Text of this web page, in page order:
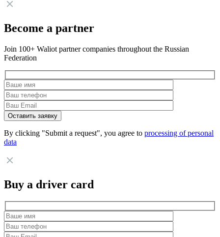
Become a partner
Join 100+ Waliot partner companies throughout the Russian
Federation
By clicking "Submit a request", you agree to processing of personal
data
Buy a driver card